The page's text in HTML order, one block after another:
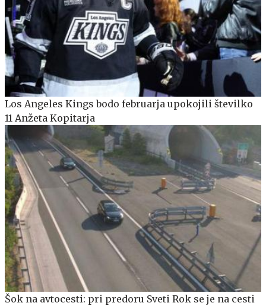
Los Angeles Kings bodo februarja upokojili številko
11 Anžeta Kopitarja
Šok na avtocesti: pri predoru Sveti Rok se je na cesti